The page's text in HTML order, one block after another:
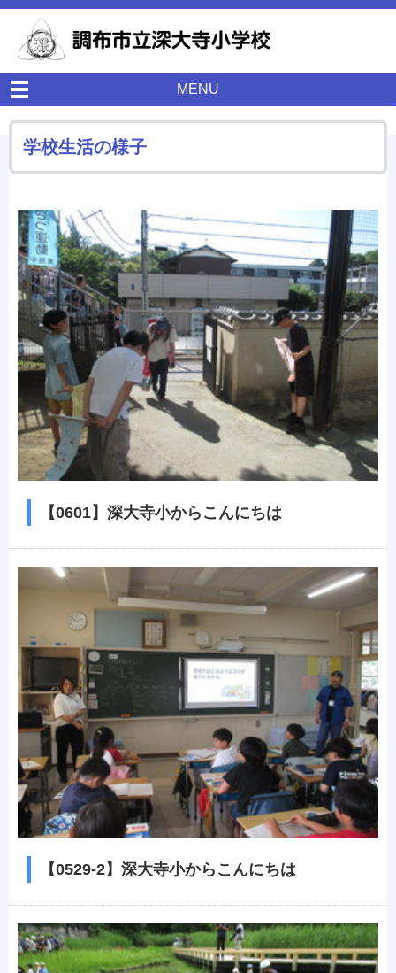
MENU
学校生活の様子
【0601】深大寺小からこんにちは
【0529-2】深大寺小からこんにちは